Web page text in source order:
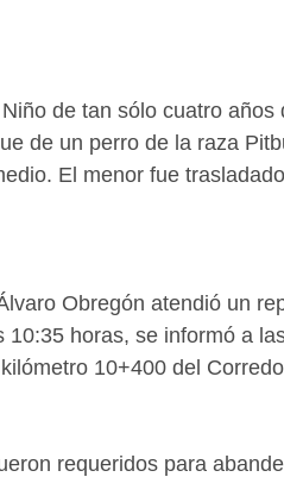
de tan sólo cuatro
de un perro de la raza
El menor fue
Obregón atendió un
10:35 horas, se informó a
10+400 del
requeridos para